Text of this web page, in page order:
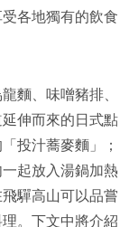
各地獨有的飲食
麵、味噌豬排、
伸而來的日式點
投汁蕎麥麵」；
起放入湯鍋加熱
驒高山可以品嘗
。下文中將介紹